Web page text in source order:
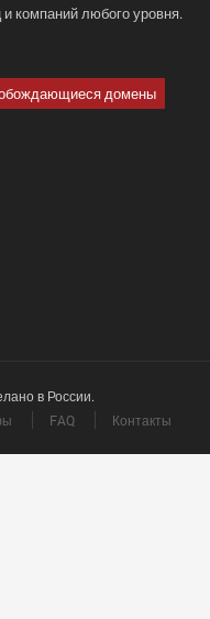
компаний любого уровня.
домены
в России.
FAQ Контакты